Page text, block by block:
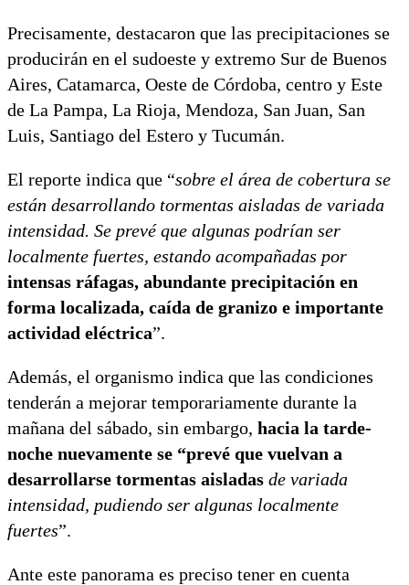
Precisamente, destacaron que las precipitaciones se
producirán en el sudoeste y extremo Sur de Buenos
Aires, Catamarca, Oeste de Córdoba, centro y Este
de La Pampa, La Rioja, Mendoza, San Juan, San
Luis, Santiago del Estero y Tucumán.
El reporte indica que “sobre el área de cobertura se
están desarrollando tormentas aisladas de variada
intensidad. Se prevé que algunas podrían ser
localmente fuertes, estando acompañadas por
intensas ráfagas, abundante precipitación en
forma localizada, caída de granizo e importante
actividad eléctrica”.
Además, el organismo indica que las condiciones
tenderán a mejorar temporariamente durante la
mañana del sábado, sin embargo, hacia la tarde-
noche nuevamente se “prevé que vuelvan a
desarrollarse tormentas aisladas de variada
intensidad, pudiendo ser algunas localmente
fuertes”.
Ante este panorama es preciso tener en cuenta